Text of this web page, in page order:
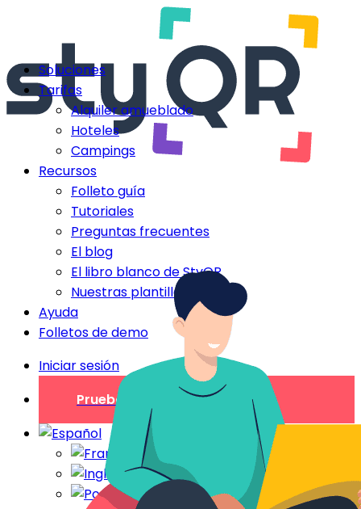
Soluciones
Tarifas
Alquiler amueblado
Hoteles
Campings
Recursos
Folleto guía
Tutoriales
Preguntas frecuentes
El blog
El libro blanco de StyQR
Nuestras plantillas StyQR
Ayuda
Folletos de demo
Iniciar sesión
Prueba gratuita